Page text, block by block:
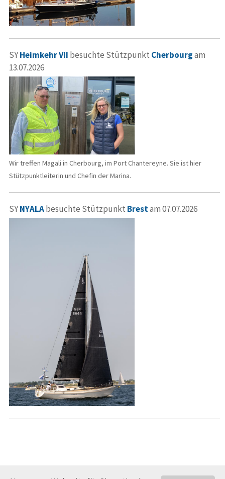
SYHeimkehr VII besuchte Stützpunkt Cherbourgam
13.07.2026
Wir treffen Magali in Cherbourg, im Port Chantereyne. Sie ist hier
Stützpunktleiterin und Chefin der Marina.
SYNYALAbesuchte Stützpunkt Brestam 07.07.2026